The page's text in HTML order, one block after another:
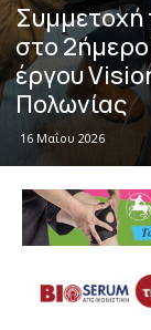
Συμμετοχή
στο
έργου
Πολωνίας
16 Μαΐου 2026